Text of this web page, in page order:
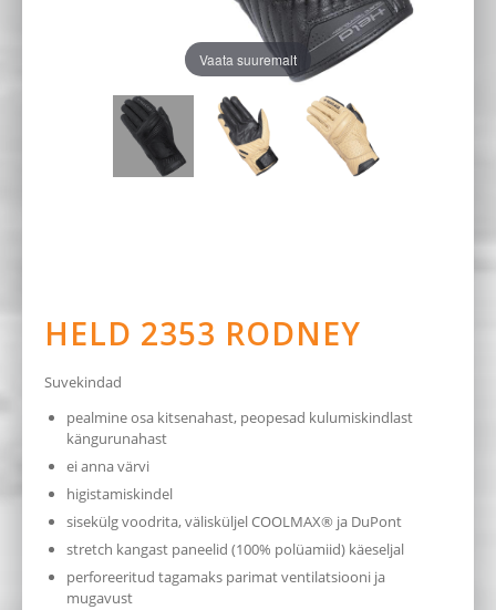
Vaata suuremalt
HELD 2353 RODNEY
Suvekindad
pealmine osa kitsenahast, peopesad kulumiskindlast
kängurunahast
ei anna värvi
higistamiskindel
sisekülg voodrita, välisküljel COOLMAX® ja DuPont
stretch kangast paneelid (100% polüamiid) käeseljal
perforeeritud tagamaks parimat ventilatsiooni ja
mugavust